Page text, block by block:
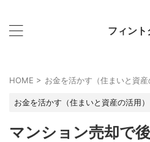
フィント
HOME > お金を活かす（住まいと資産
お金を活かす（住まいと資産の活用）
マンション売却で